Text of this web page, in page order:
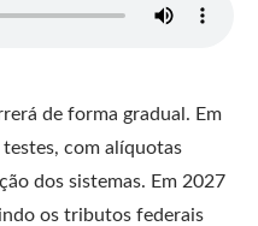
de forma gradual. Em
com alíquotas
dos sistemas. Em 2027
os tributos federais